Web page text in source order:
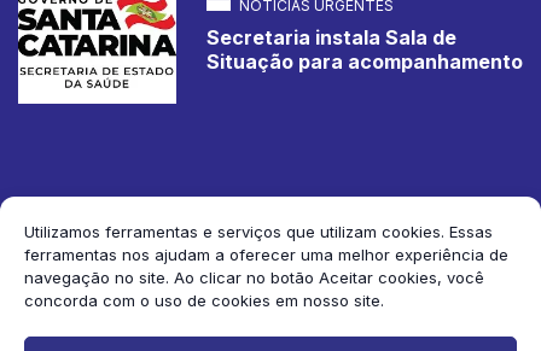
Utilizamos ferramentas e serviços que utilizam cookies. Essas
ferramentas nos ajudam a oferecer uma melhor experiência de
navegação no site. Ao clicar no botão Aceitar cookies, você
concorda com o uso de cookies em nosso site.
NOTÍCIAS URGENTES
Secretaria instala Sala de
Situação para acompanhamento
2026 Jornal de Corupá. Todos os direitos reservados.